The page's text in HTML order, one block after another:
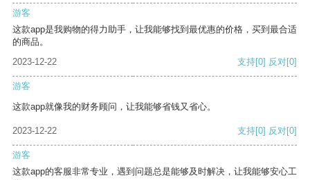
游客
这款app是我购物的得力助手，让我能够找到最优惠的价格，买到最合适
的商品。
2023-12-22
支持[0] 反对[0]
游客
这款app就像我的财务顾问，让我能够省钱又省心。
2023-12-22 支持[0] 反对[0]
游客
这款app的客服非常专业，遇到问题总是能够及时解决，让我能够安心工